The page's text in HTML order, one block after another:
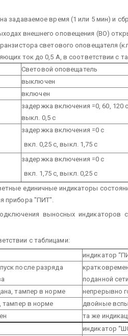
задаваемое время (1 или 5 мин) и
внешнего оповещения (ВО)
светового оповещателя
ток до 0,5 А, в соответствии с
Световой оповещатель
выключен
включен
задержка включения =0, 60, 120
выкл. 0,5 с
задержка включения =0 с
вкл. 0,25 с, выкл. 1,75 с
задержка включения =0 с
вкл. 1,75 с, выкл. 0,25 с
единичные индикаторы
прибора "ПИТ".
выносных
с таблицами:
индикатор
после разряда
поданной
тампер в норме
непрерывно
тампер в норме
двойные
та же
индикатор